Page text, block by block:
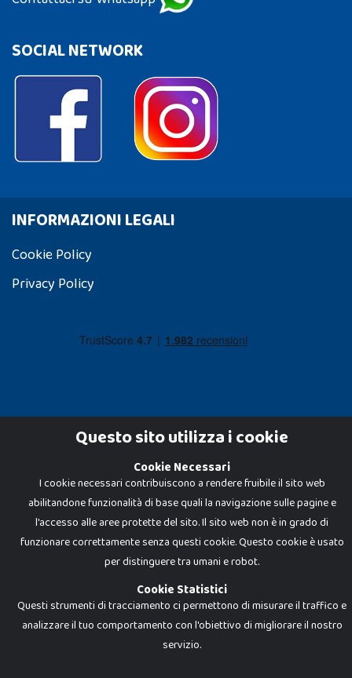
SOCIAL NETWORK
INFORMAZIONI LEGALI
Cookie Policy
Privacy Policy
Dadi e Mattoncini è un brand di Giocabene Srl. Ogni riproduzione o utilizzo non
espressamente autorizzato è severamente vietato. Tutti i loghi, marchi,
brand elencati nel presente shop sono di proprietà dei rispettivi titolari.
I prezzi e le promozioni pubblicate potrebbero differire da quanto esposto in
negozio.
Giocabene Srl - via della Posta 8, 20123 Milano (MI)
P.IVA 02608090425 - REA AN201199 - C.S. 10.000 i.v.
Questo sito utilizza i cookie
Cookie Necessari
I cookie necessari contribuiscono a rendere fruibile il sito web
abilitandone funzionalità di base quali la navigazione sulle pagine e
l'accesso alle aree protette del sito. Il sito web non è in grado di
funzionare correttamente senza questi cookie. Questo cookie è usato
per distinguere tra umani e robot.
Cookie Statistici
Questi strumenti di tracciamento ci permettono di misurare il traffico e
analizzare il tuo comportamento con l'obiettivo di migliorare il nostro
servizio.